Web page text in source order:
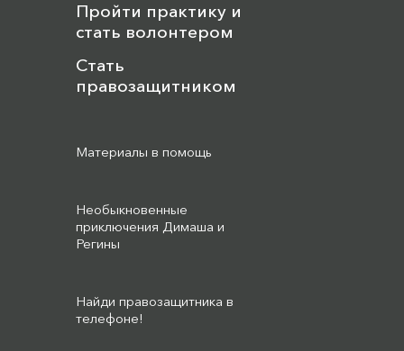
Пройти практику и
стать волонтером
Стать
правозащитником
Материалы в помощь
Необыкновенные
приключения Димаша и
Регины
Найди правозащитника в
телефоне!